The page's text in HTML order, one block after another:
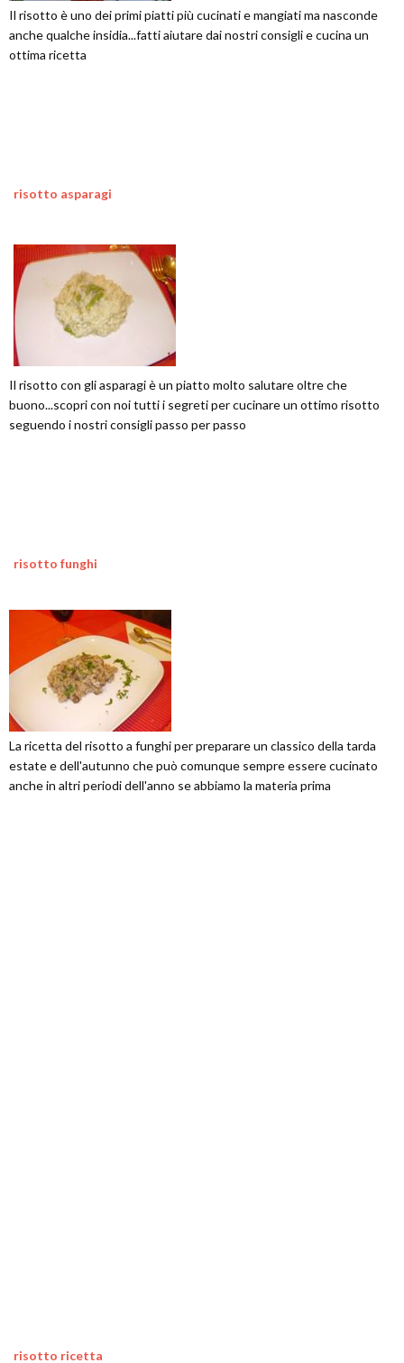
Il risotto è uno dei primi piatti più cucinati e mangiati ma nasconde
anche qualche insidia...fatti aiutare dai nostri consigli e cucina un
ottima ricetta
risotto asparagi
Il risotto con gli asparagi è un piatto molto salutare oltre che
buono...scopri con noi tutti i segreti per cucinare un ottimo risotto
seguendo i nostri consigli passo per passo
risotto funghi
La ricetta del risotto a funghi per preparare un classico della tarda
estate e dell'autunno che può comunque sempre essere cucinato
anche in altri periodi dell'anno se abbiamo la materia prima
risotto ricetta